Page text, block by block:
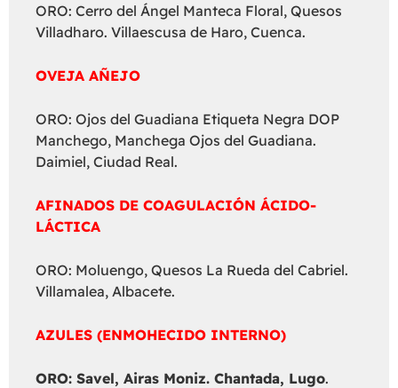
ORO: Cerro del Ángel Manteca Floral, Quesos
Villadharo. Villaescusa de Haro, Cuenca.
OVEJA AÑEJO
ORO: Ojos del Guadiana Etiqueta Negra DOP
Manchego, Manchega Ojos del Guadiana.
Daimiel, Ciudad Real.
AFINADOS DE COAGULACIÓN ÁCIDO-
LÁCTICA
ORO: Moluengo, Quesos La Rueda del Cabriel.
Villamalea, Albacete.
AZULES (ENMOHECIDO INTERNO)
ORO: Savel, Airas Moniz. Chantada, Lugo.